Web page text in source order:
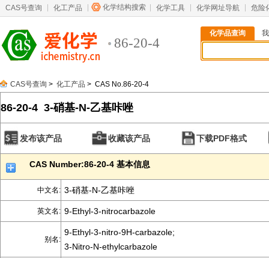
CAS号查询 化工产品 化学结构搜索 化学工具 化学网址导航 危险
86-20-4
化学品查询
CAS号查询 > 化工产品 > CAS No.86-20-4
86-20-4 3-硝基-N-乙基咔唑
发布该产品 收藏该产品 下载PDF格式
CAS Number:86-20-4 基本信息
中文名: 3-硝基-N-乙基咔唑
英文名: 9-Ethyl-3-nitrocarbazole
别名:
9-Ethyl-3-nitro-9H-carbazole;
3-Nitro-N-ethylcarbazole